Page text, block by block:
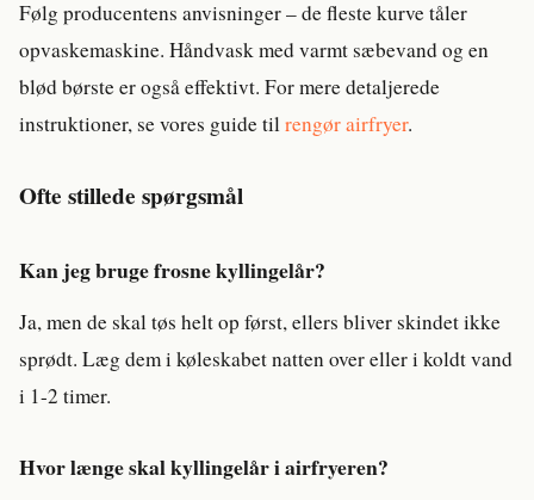
Følg producentens anvisninger – de fleste kurve tåler
opvaskemaskine. Håndvask med varmt sæbevand og en
blød børste er også effektivt. For mere detaljerede
instruktioner, se vores guide tilrengør airfryer.
Ofte stillede spørgsmål
Kan jeg bruge frosne kyllingelår?
Ja, men de skal tøs helt op først, ellers bliver skindet ikke
sprødt. Læg dem i køleskabet natten over eller i koldt vand
i 1-2 timer.
Hvor længe skal kyllingelår i airfryeren?